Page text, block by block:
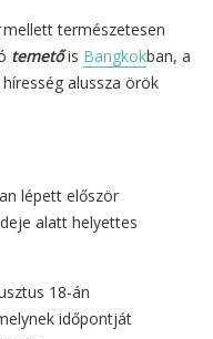
mellett természetesen
temetőis Bangkokban, a
alussza örök
lépett először
alatt helyettes
18-án
időpontját